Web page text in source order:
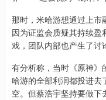
那时，米哈游想通过上市
因为证监会质疑其持续
戏，团队内部也产生了讨
有分析称，当时《原神》
哈游的全部利润都投进去
空。但蔡浩宇坚持要做下